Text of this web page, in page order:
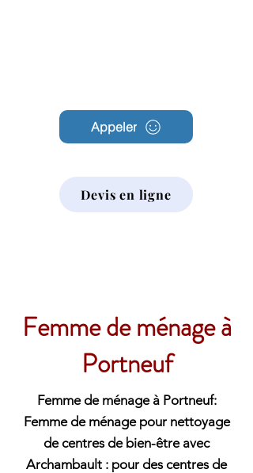
Appeler
Devis en ligne
Femme de ménage à
Portneuf
Femme de ménage à Portneuf:
Femme de ménage pour nettoyage
de centres de bien-être avec
Archambault : pour des centres de